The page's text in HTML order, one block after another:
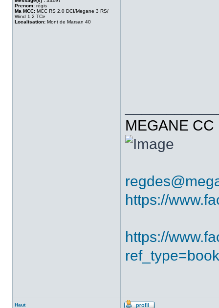
Prenom: régis
Ma MCC: MCC RS 2.0 DCI/Megane 3 RS/
Wind 1.2 TCe
Localisation: Mont de Marsan 40
MEGANE
https://
https://
Haut